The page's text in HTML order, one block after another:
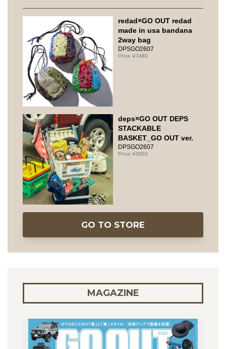
redad×GO OUT redad
made in usa bandana
2way bag
DPSGO2607
7480
deps×GO OUT DEPS
STACKABLE
BASKET_GO OUT ver.
DPSGO2607
3950
GO TO STORE
MAGAZINE